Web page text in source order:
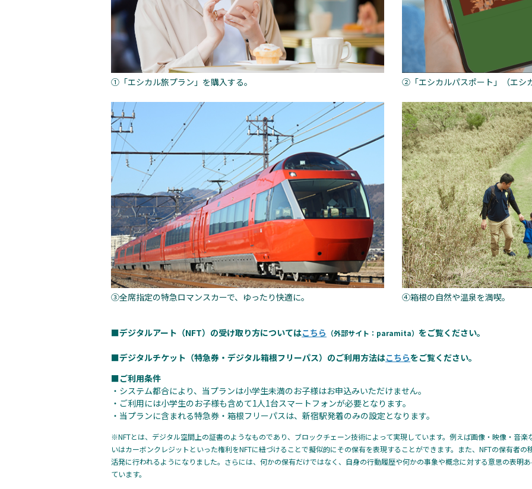
①「エシカル旅プラン」を購入する。 ②「エシカルパスポート」（エシ
③全席指定の特急ロマンスカーで、ゆったり快適に。 ④箱根の自然や温泉を満喫。
■デジタルアート（NFT）の受け取り方についてはこちら （外部サイト：paramita） をご覧ください。
■デジタルチケット（特急券・デジタル箱根フリーパス）のご利用方法はこちらをご覧ください。
■ご利用条件
・システム都合により、当プランは小学生未満のお子様はお申込みいただけません。
・ご利用には小学生のお子様も含めて1人1台スマートフォンが必要となります。
・当プランに含まれる特急券・箱根フリーパスは、新宿駅発着のみの設定となります。
※NFTとは、デジタル空間上の証書のようなものであり、ブロックチェーン技術によって実現しています。例えば画像・映像・音
いはカーボンクレジットといった権利をNFTに紐づけることで擬似的にその保有を表現することができます。また、NFTの保有者
活発に行われるようになりました。さらには、何かの保有だけではなく、自身の行動履歴や何かの事象や概念に対する意思の表明
ています。